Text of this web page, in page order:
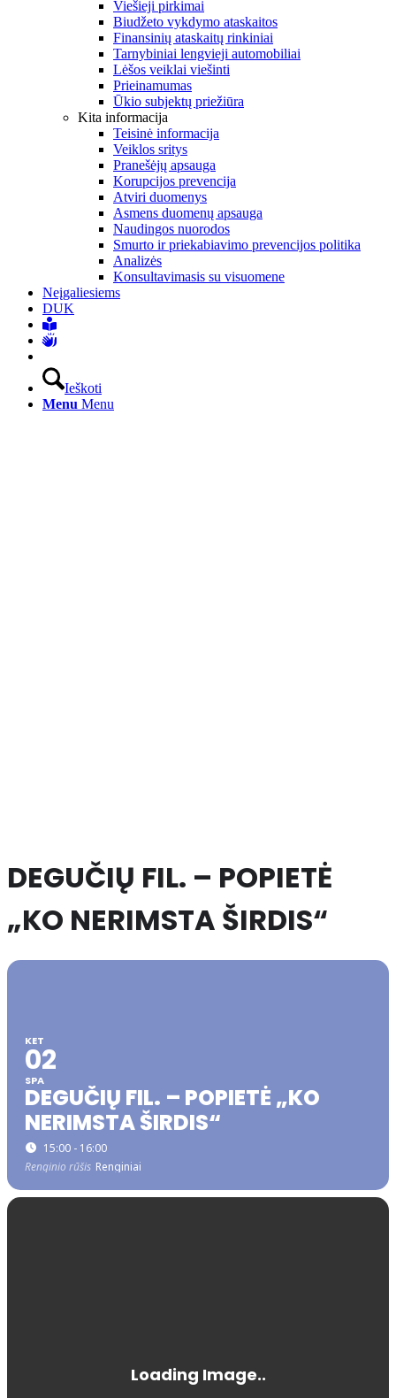
Viešieji pirkimai
Biudžeto vykdymo ataskaitos
Finansinių ataskaitų rinkiniai
Tarnybiniai lengvieji automobiliai
Lėšos veiklai viešinti
Prieinamumas
Ūkio subjektų priežiūra
Kita informacija
Teisinė informacija
Veiklos sritys
Pranešėjų apsauga
Korupcijos prevencija
Atviri duomenys
Asmens duomenų apsauga
Naudingos nuorodos
Smurto ir priekabiavimo prevencijos politika
Analizės
Konsultavimasis su visuomene
Neįgaliesiems
DUK
Ieškoti
Menu Menu
DEGUČIŲ FIL. – POPIETĖ
„KO NERIMSTA ŠIRDIS“
KET
02
SPA
DEGUČIŲ FIL. – POPIETĖ „KO
NERIMSTA ŠIRDIS“
15:00 - 16:00
Renginio rūšis Renginiai